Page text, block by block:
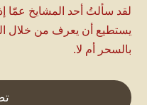
لقد سألتُ أحد المشايخ عمّا
يستطيع أن يعرف من خلال
بالسحر أم لا.